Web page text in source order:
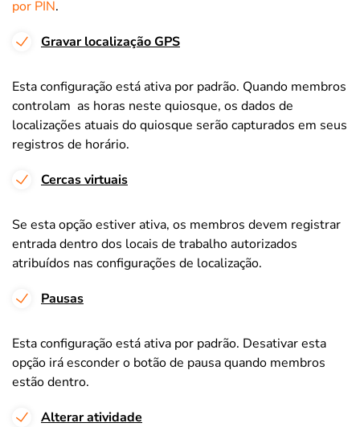
por PIN.
Gravar localização GPS
Esta configuração está ativa por padrão. Quando membros
controlam as horas neste quiosque, os dados de
localizações atuais do quiosque serão capturados em seus
registros de horário.
Cercas virtuais
Se esta opção estiver ativa, os membros devem registrar
entrada dentro dos locais de trabalho autorizados
atribuídos nas configurações de localização.
Pausas
Esta configuração está ativa por padrão. Desativar esta
opção irá esconder o botão de pausa quando membros
estão dentro.
Alterar atividade